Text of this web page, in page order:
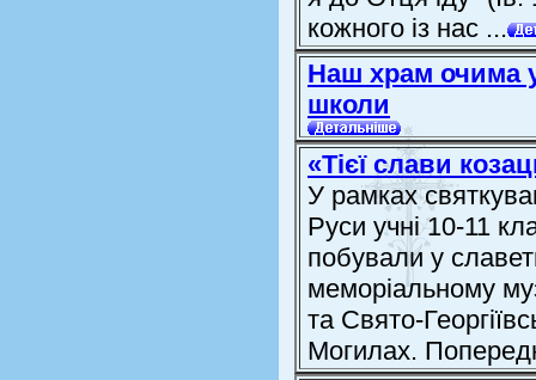
кожного із нас ...
Наш храм очима
школи
«Тієї слави
У рамках
Руси учні 10-11
побували у
меморіальному
та Свято-
Могилах.